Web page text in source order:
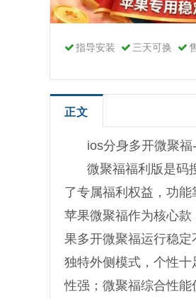
指导安装 三天可换
正文
ios分身多开微聚
微聚福福利版是码
了专属福利权益，功
苹果微聚福作为核心
果多开微聚福运行稳
独特外侧模式，个性
性强；微聚福综合性